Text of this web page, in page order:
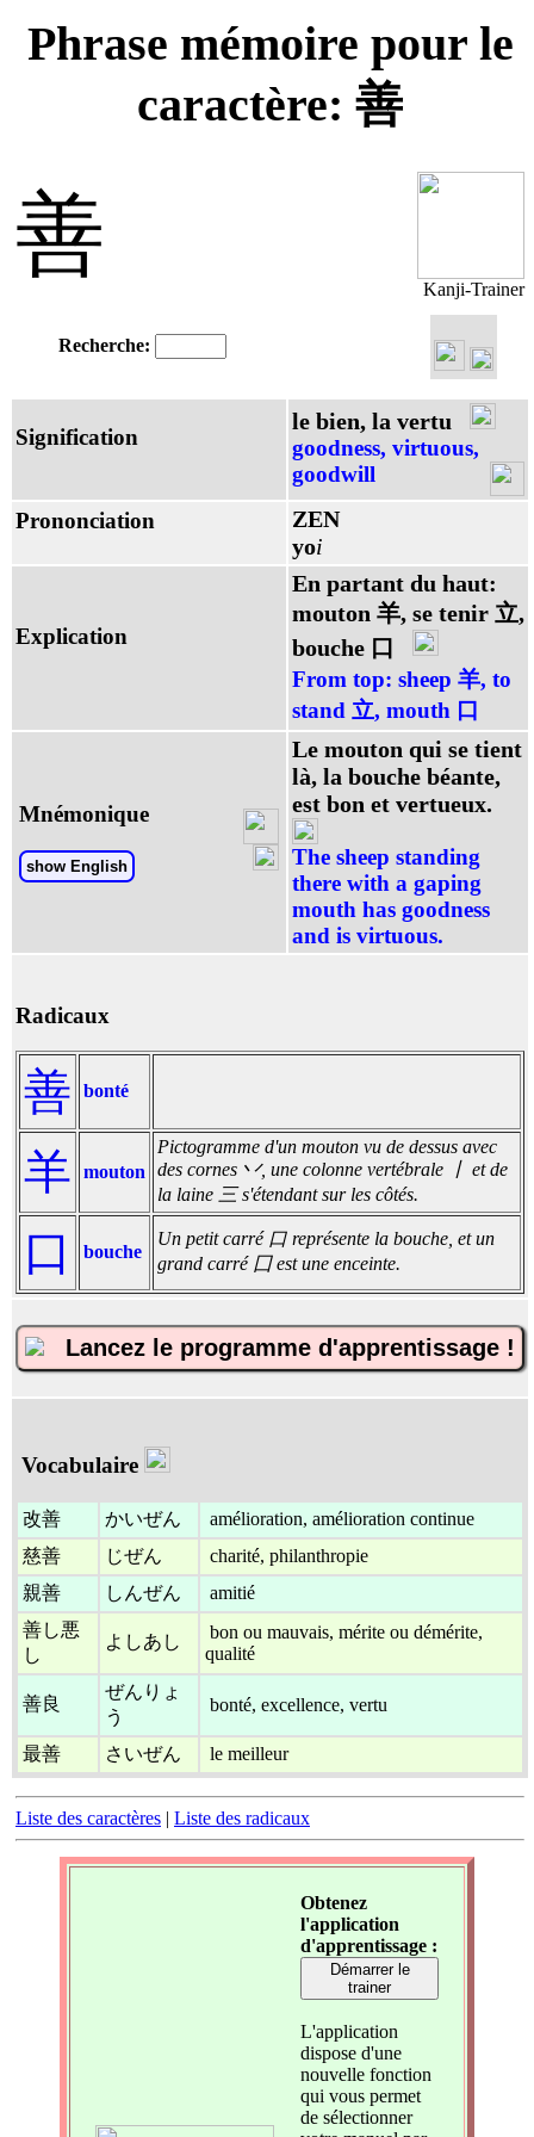
Phrase mémoire pour le
caractère: 善
善
Kanji-Trainer
Recherche:
Signification
le bien, la vertu
goodness, virtuous,
goodwill
Prononciation
ZEN
yoi
Explication
En partant du haut:
mouton 羊, se tenir 立,
bouche 口
From top: sheep 羊, to
stand 立, mouth 口
Mnémonique
show English
Le mouton qui se tient
là, la bouche béante,
est bon et vertueux.
The sheep standing
there with a gaping
mouth has goodness
and is virtuous.
Radicaux
善 bonté
羊 mouton
Pictogramme d'un mouton vu de dessus avec
des cornes 丷, une colonne vertébrale 丨 et de
la laine 三 s'étendant sur les côtés.
口 bouche
Un petit carré 口 représente la bouche, et un
grand carré 囗 est une enceinte.
Lancez le programme d'apprentissage !
Vocabulaire
改善 かいぜん
amélioration, amélioration continue
慈善
じぜん
charité, philanthropie
親善
しんぜん
amitié
善し悪
し
よしあし
bon ou mauvais, mérite ou démérite,
qualité
善良
ぜんりょ
う
bonté, excellence, vertu
最善 さいぜん le meilleur
Liste des caractères | Liste des radicaux
Obtenez
l'application
d'apprentissage :
Démarrer le
trainer
L'application
dispose d'une
nouvelle fonction
qui vous permet
de sélectionner